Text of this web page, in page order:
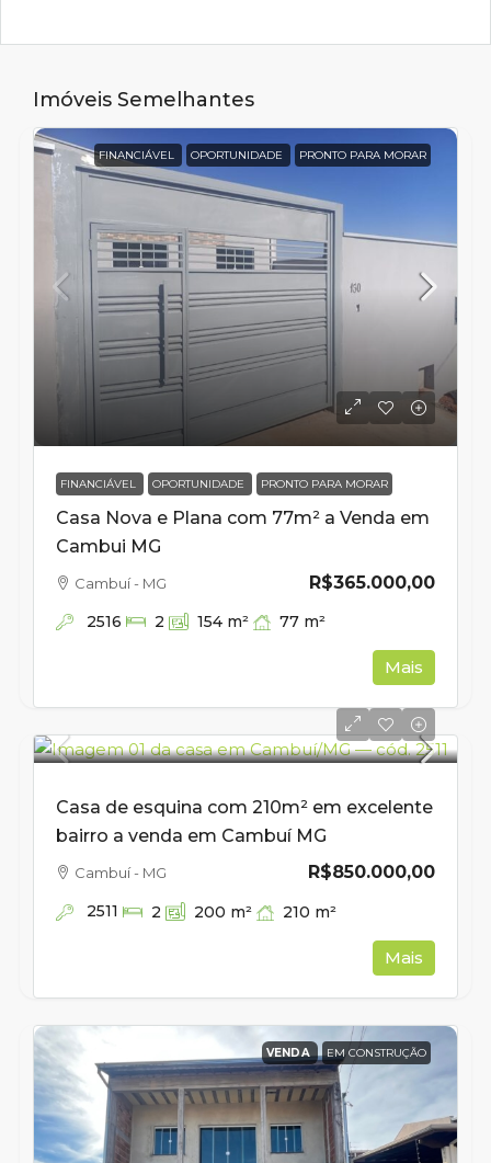
Imóveis Semelhantes
FINANCIÁVEL OPORTUNIDADE PRONTO PARA MORAR
FINANCIÁVEL OPORTUNIDADE PRONTO PARA MORAR
Casa Nova e Plana com 77m² a Venda em
Cambui MG
R$365.000,00
Cambuí - MG
2516 2 154 m² 77 m²
Mais
Casa de esquina com 210m² em excelente
bairro a venda em Cambuí MG
R$850.000,00
Cambuí - MG
2511 2 200 m² 210 m²
Mais
VENDA EM CONSTRUÇÃO